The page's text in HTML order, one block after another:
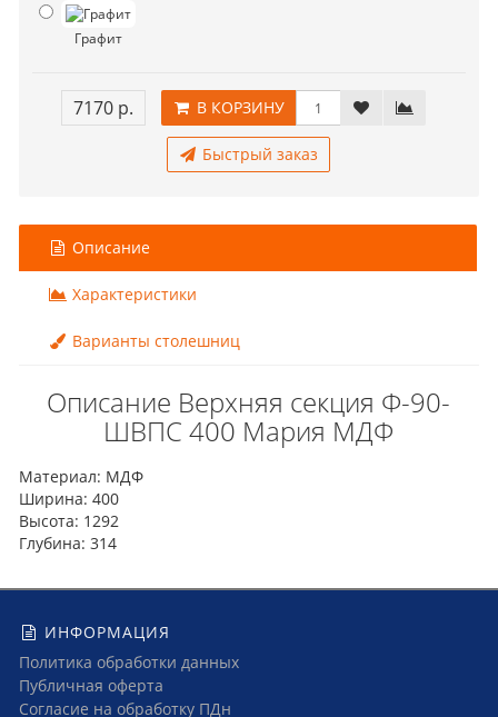
Графит
7170 р. В КОРЗИНУ
Быстрый заказ
Описание
Характеристики
Варианты столешниц
Описание Верхняя секция Ф-90-
ШВПС 400 Мария МДФ
Материал: МДФ
Ширина: 400
Высота: 1292
Глубина: 314
ИНФОРМАЦИЯ
Политика обработки данных
Публичная оферта
Согласие на обработку ПДн